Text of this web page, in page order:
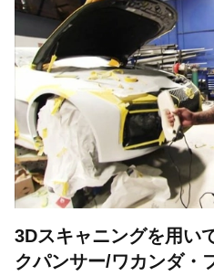
3Dスキャニングを用い
クパンサー/ワカンダ・